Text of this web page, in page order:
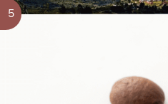
5